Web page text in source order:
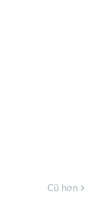
Cũ hơn